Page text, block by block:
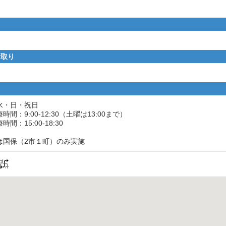
り
・日・祝日
時間：9:00-12:30（土曜は13:00まで）
時間：15:00-18:30
国保（2市１町）のみ実施